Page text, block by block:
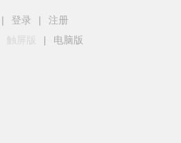
| 登录 |
注册
触屏版 | 电脑版